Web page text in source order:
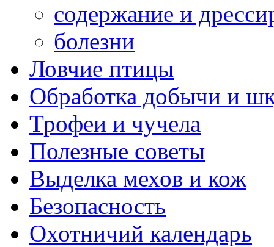
содержание и
болезни
Ловчие птицы
Обработка добычи и
Трофеи и чучела
Полезные советы
Выделка мехов и кож
Безопасность
Охотничий календарь